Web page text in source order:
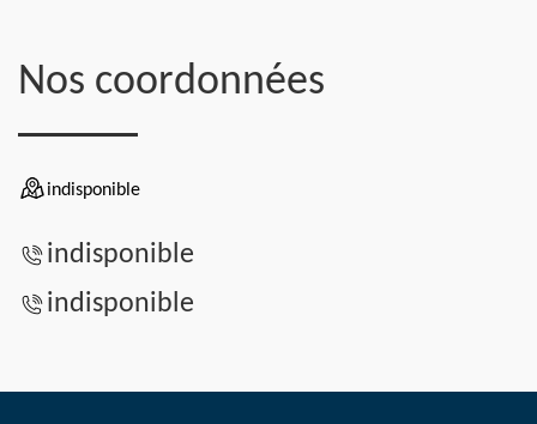
Nos coordonnées
indisponible
indisponible
indisponible